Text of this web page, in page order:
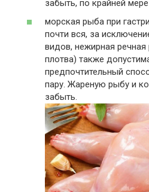
забыть, по крайней
морская рыба при
почти вся, за
видов, нежирная
плотва) также
предпочтительный
пару. Жареную рыбу и
забыть.